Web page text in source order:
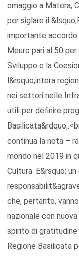
omaggio a Matera,
per siglare il
importante
Meuro pari al 50
Sviluppo e la
l&rsquo;intera
nei settori nelle
utili per definire
continua la nota –
mondo nel 2019 in
Cultura. E&rsquo;
che, pertanto,
nazionale con
spirito di
Regione Basilicata